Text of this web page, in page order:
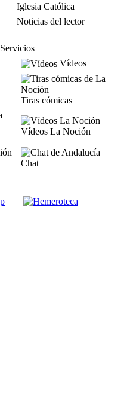
Iglesia Católica
Noticias del lector
Servicios
Vídeos
Tiras cómicas
Vídeos La Noción
Chat
|